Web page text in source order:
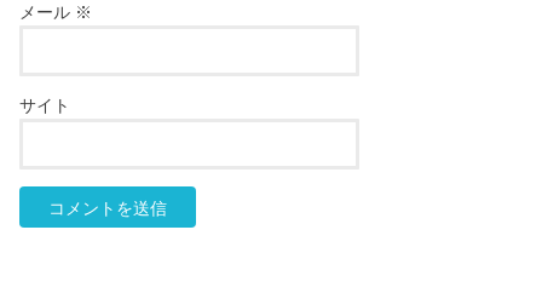
メール ※
サイト